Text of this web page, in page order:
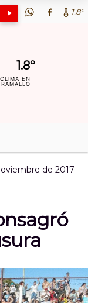
1.8º
1.8º
EN
RAMALLO
de 2017